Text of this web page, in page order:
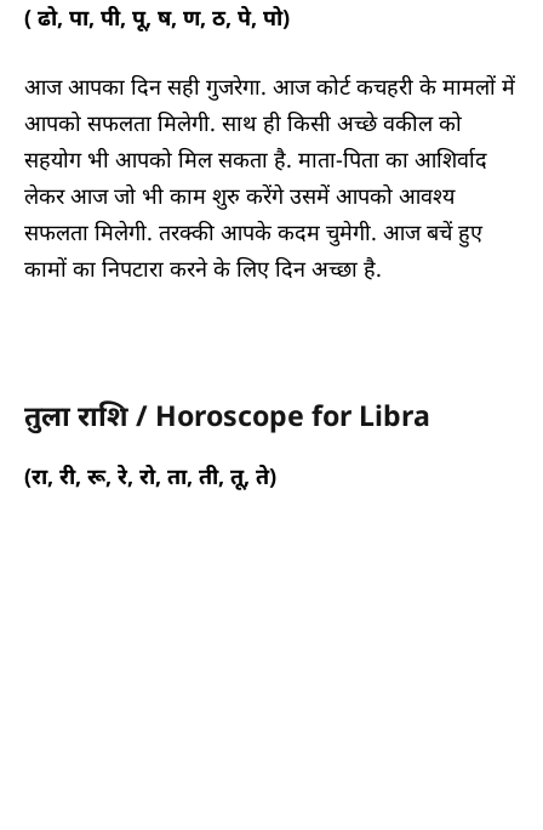
( ढो, पा, पी, पू, ष, ण, ठ, पे, पो)
आज आपका दिन सही गुजरेगा. आज कोर्ट कचहरी के मामलों में
आपको सफलता मिलेगी. साथ ही किसी अच्छे वकील को
सहयोग भी आपको मिल सकता है. माता-पिता का आशिर्वाद
लेकर आज जो भी काम शुरु करेंगे उसमें आपको आवश्य
सफलता मिलेगी. तरक्की आपके कदम चुमेगी. आज बचें हुए
कामों का निपटारा करने के लिए दिन अच्छा है.
तुला राशि / Horoscope for Libra
(रा, री, रू, रे, रो, ता, ती, तू, ते)